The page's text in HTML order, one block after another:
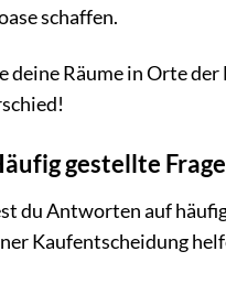
schaffen.
deine Räume in Orte
gestellte
du Antworten auf
Kaufentscheidung